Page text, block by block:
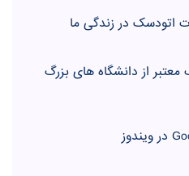
اتودسک در زندگی ما
معتبر از دانشگاه های بزرگ